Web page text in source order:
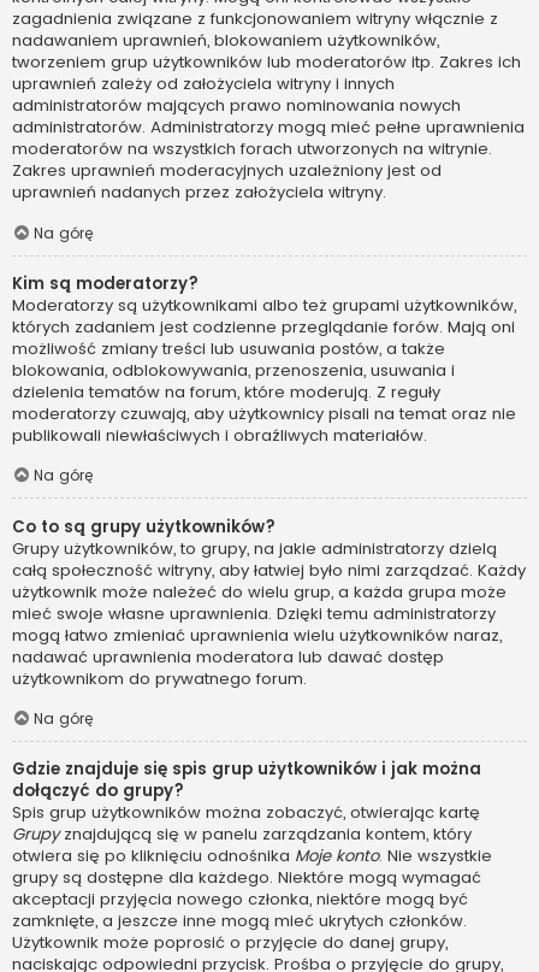
zagadnienia związane z funkcjonowaniem witryny włącznie z
nadawaniem uprawnień, blokowaniem użytkowników,
tworzeniem grup użytkowników lub moderatorów itp. Zakres ich
uprawnień zależy od założyciela witryny i innych
administratorów mających prawo nominowania nowych
administratorów. Administratorzy mogą mieć pełne uprawnienia
moderatorów na wszystkich forach utworzonych na witrynie.
Zakres uprawnień moderacyjnych uzależniony jest od
uprawnień nadanych przez założyciela witryny.
Na górę
Kim są moderatorzy?
Moderatorzy są użytkownikami albo też grupami użytkowników,
których zadaniem jest codzienne przeglądanie forów. Mają oni
możliwość zmiany treści lub usuwania postów, a także
blokowania, odblokowywania, przenoszenia, usuwania i
dzielenia tematów na forum, które moderują. Z reguły
moderatorzy czuwają, aby użytkownicy pisali na temat oraz nie
publikowali niewłaściwych i obraźliwych materiałów.
Na górę
Co to są grupy użytkowników?
Grupy użytkowników, to grupy, na jakie administratorzy dzielą
całą społeczność witryny, aby łatwiej było nimi zarządzać. Każdy
użytkownik może należeć do wielu grup, a każda grupa może
mieć swoje własne uprawnienia. Dzięki temu administratorzy
mogą łatwo zmieniać uprawnienia wielu użytkowników naraz,
nadawać uprawnienia moderatora lub dawać dostęp
użytkownikom do prywatnego forum.
Na górę
Gdzie znajduje się spis grup użytkowników i jak można
dołączyć do grupy?
Spis grup użytkowników można zobaczyć, otwierając kartę
Grupyznajdującą się w panelu zarządzania kontem, który
otwiera się po kliknięciu odnośnika Moje konto. Nie wszystkie
grupy są dostępne dla każdego. Niektóre mogą wymagać
akceptacji przyjęcia nowego członka, niektóre mogą być
zamknięte, a jeszcze inne mogą mieć ukrytych członków.
Użytkownik może poprosić o przyjęcie do danej grupy,
naciskając odpowiedni przycisk. Prośba o przyjęcie do grupy,